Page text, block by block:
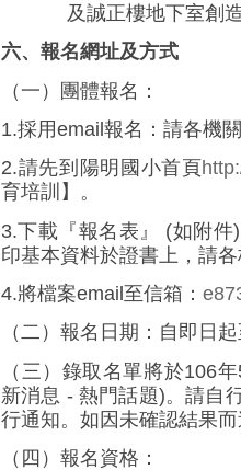
及誠正樓地下室創造
六、報名網址及方式
（一）團體報名：
1.採用email報名：請各機
2.請先到陽明國小首頁
育培訓】。
3.下載『報名表』 (如附
印基本資料於證書上，請
4.將檔案email至信箱：
（二）報名日期：自即日
（三）錄取名單將於106
新消息 - 熱門話題)。請自
行通知。如因未確認結果
（四）報名資格：